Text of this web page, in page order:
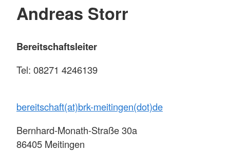
Andreas Storr
Bereitschaftsleiter
Tel: 08271 4246139
bereitschaft(at)brk-meitingen(dot)de
Bernhard-Monath-Straße 30a
86405 Meitingen